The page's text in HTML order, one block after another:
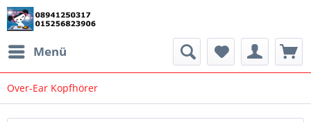
Menü
Over-Ear Kopfhörer